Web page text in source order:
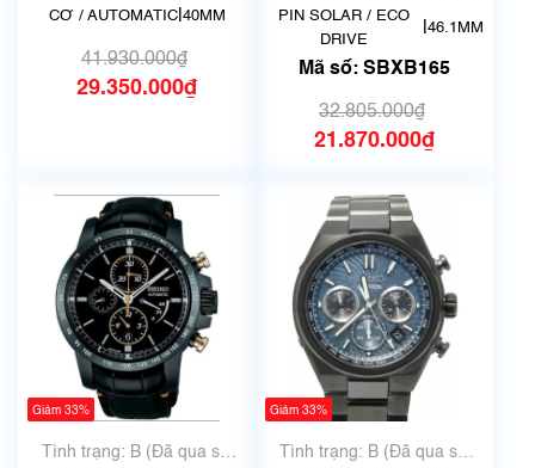
Automatic – Dây
CƠ / AUTOMATIC| 40MM
41.930.000₫
29.350.000₫
Line Honda NSX
Limited Edition
SBXB165
PIN SOLAR / ECO
DRIVE
46.1MM
Mã số: SBXB165
32.805.000₫
21.870.000₫
Giảm 33%
Tình trạng: B (Đã qua sử
Giảm 33%
Tình trạng: B (Đã qua sử